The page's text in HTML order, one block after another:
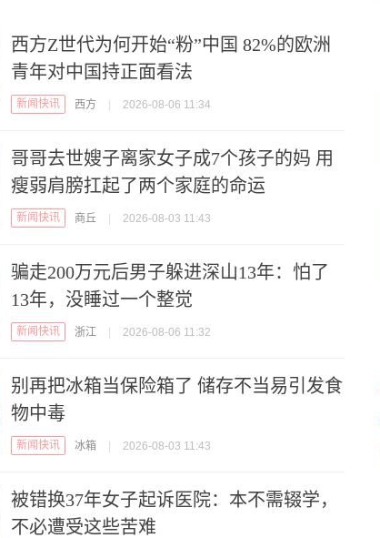
西方Z世代为何开始“粉”中国 82%的欧洲
青年对中国持正面看法
新闻快讯 西方 2026-08-06 11:34
哥哥去世嫂子离家女子成7个孩子的妈 用
瘦弱肩膀扛起了两个家庭的命运
新闻快讯 商丘 2026-08-03 11:43
骗走200万元后男子躲进深山13年：怕了
13年，没睡过一个整觉
新闻快讯 浙江 2026-08-06 11:32
别再把冰箱当保险箱了 储存不当易引发食
物中毒
新闻快讯 冰箱 2026-08-03 11:43
被错换37年女子起诉医院：本不需辍学，
不必遭受这些苦难